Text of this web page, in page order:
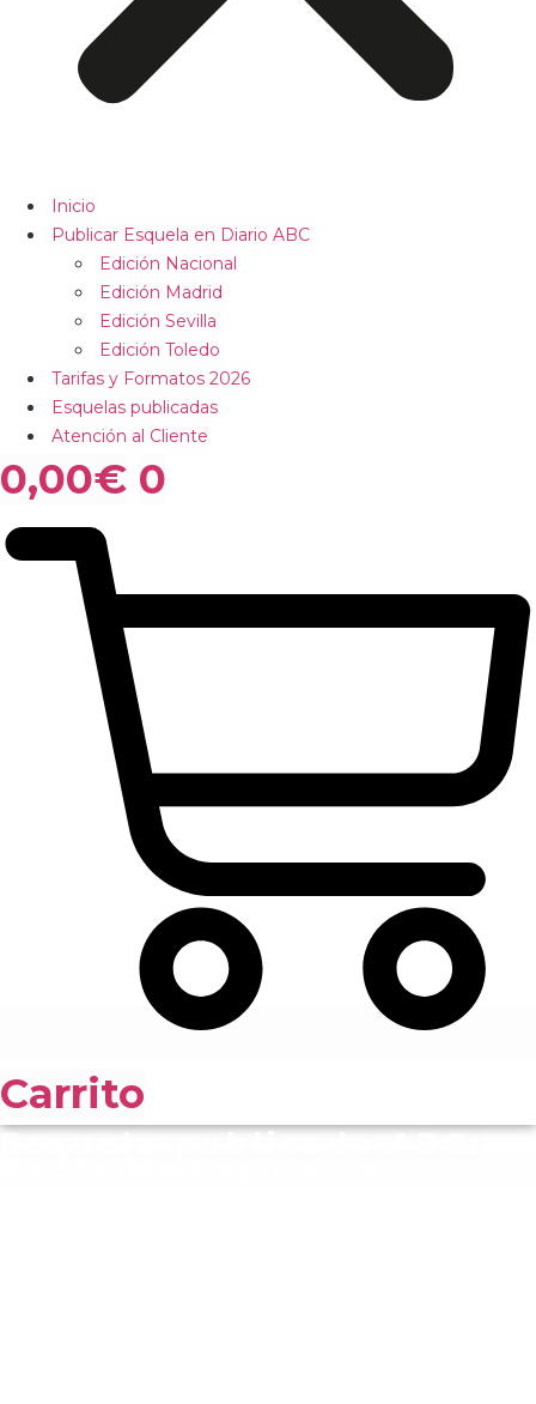
Inicio
Publicar Esquela en Diario ABC
Edición Nacional
Edición Madrid
Edición Sevilla
Edición Toledo
Tarifas y Formatos 2026
Esquelas publicadas
Atención al Cliente
0,00€ 0
Carrito